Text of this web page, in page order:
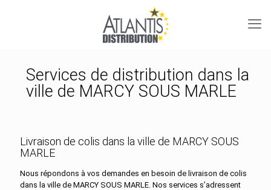
Services de distribution dans la
ville de MARCY SOUS MARLE
Livraison de colis dans la ville de MARCY SOUS
MARLE
Nous répondons à vos demandes en besoin de livraison de colis
dans la ville de MARCY SOUS MARLE. Nos services s’adressent